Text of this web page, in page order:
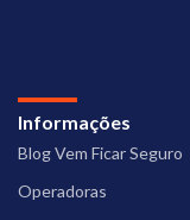
Informações
Blog Vem Ficar Seguro
Operadoras